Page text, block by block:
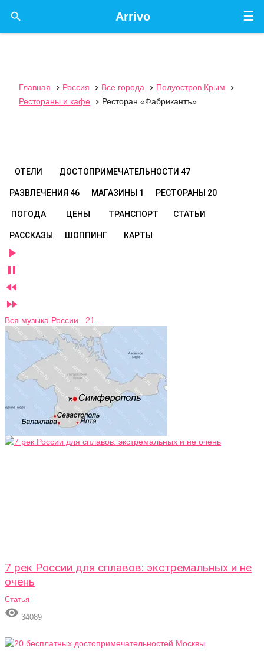
☰
Arrivo

Главная  Россия  Все города  Полуостров Крым

Рестораны и кафе
 Ресторан «Фабрикантъ»
ОТЕЛИ ДОСТОПРИМЕЧАТЕЛЬНОСТИ 47
РАЗВЛЕЧЕНИЯ 46 МАГАЗИНЫ 1 РЕСТОРАНЫ 20
ПОГОДА ЦЕНЫ ТРАНСПОРТ СТАТЬИ
РАССКАЗЫ ШОППИНГ КАРТЫ




Вся музыка России 21
7 рек России для сплавов: экстремальных и не
очень
Статья
 34089